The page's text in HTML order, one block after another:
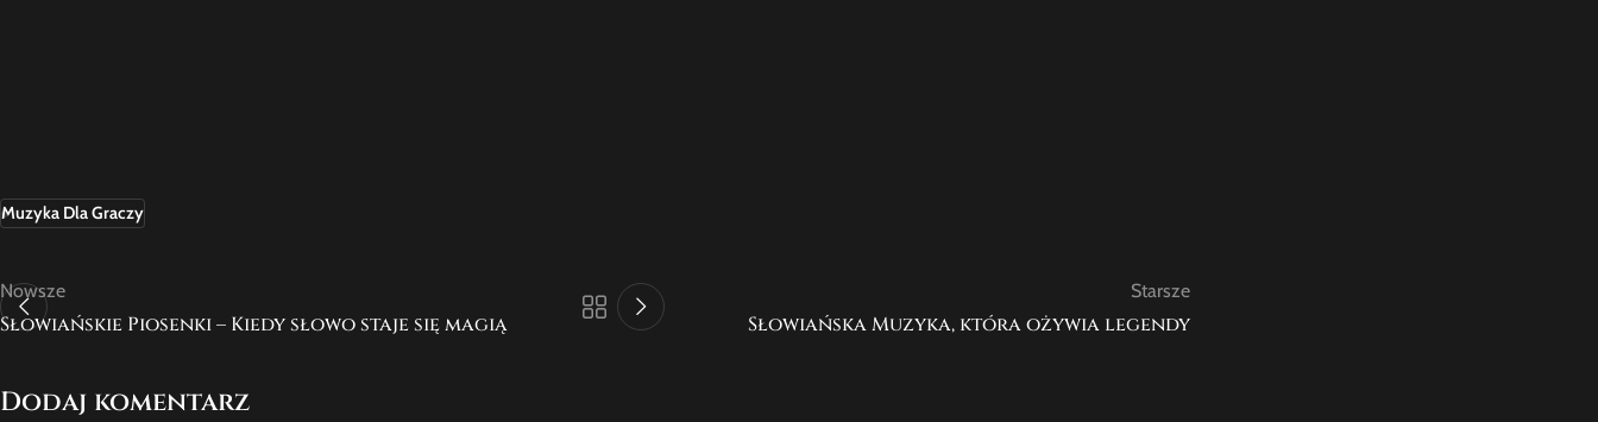
Muzyka Dla Graczy
Nowsze
Słowiańskie Piosenki – Kiedy słowo staje się magią
Starsze
Słowiańska Muzyka, która ożywia legendy
Dodaj komentarz